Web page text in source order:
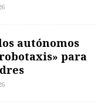
autónomos
para